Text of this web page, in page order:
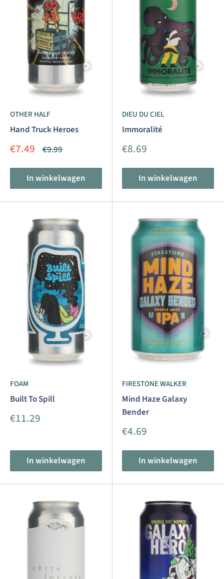
OTHER HALF
Hand Truck Heroes
Aanbiedingsprijs
€7.49 Normale
€9.99
In winkelwagen
DIEU DU CIEL
Immoralité
Aanbiedingsprijs
€8.69
In winkelwagen
FOAM
Built To Spill
Aanbiedingsprijs
€11.29
In winkelwagen
FIRESTONE WALKER
Mind Haze Galaxy
Bender
Aanbiedingsprijs
€4.69
In winkelwagen